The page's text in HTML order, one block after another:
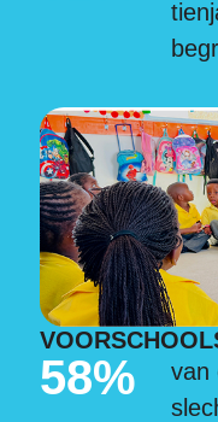
58%
van